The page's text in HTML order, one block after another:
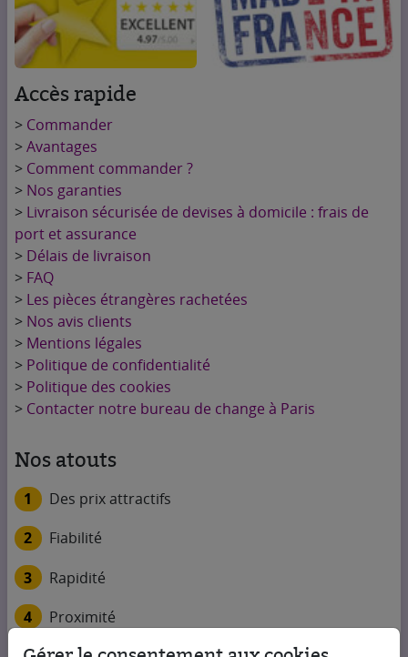
Accès rapide
> Commander
>Avantages
> Comment commander ?
> Nos garanties
> Livraison sécurisée de devises à domicile : frais de
port et assurance
> Délais de livraison
> FAQ
> Les pièces étrangères rachetées
> Nos avis clients
> Mentions légales
> Politique de confidentialité
> Politique des cookies
> Contacter notre bureau de change à Paris
Nos atouts
1
Des prix attractifs
2
Fiabilité
3
Rapidité
4
Proximité